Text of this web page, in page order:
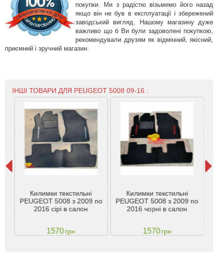
покупки. Ми з радістю візьмемо його назад
якщо він не був в експлуатації і збережений
заводський вигляд. Нашому магазину дуже
важливо що б Ви були задоволені покупкою,
рекомендували друзям як відмінний, якісний,
приємний і зручний магазин.
ІНШІ ТОВАРИ ДЛЯ PEUGEOT 5008 09-16 :
Килимки текстильні
PEUGEOT 5008 з 2009 по
2016 сірі в салон
1570грн
Килимки текстильні
PEUGEOT 5008 з 2009 по
2016 чорні в салон
1570грн